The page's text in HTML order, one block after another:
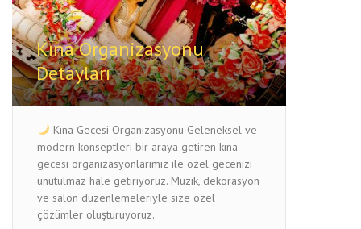
Kına Organizasyonu
Detayları
Kına Gecesi Organizasyonu Geleneksel ve
modern konseptleri bir araya getiren kına
gecesi organizasyonlarımız ile özel gecenizi
unutulmaz hale getiriyoruz. Müzik, dekorasyon
ve salon düzenlemeleriyle size özel
çözümler oluşturuyoruz.